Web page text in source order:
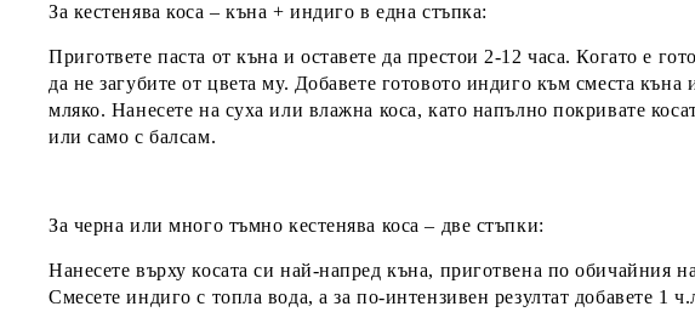
За кестенява коса – къна + индиго в една стъпка:
Пригответе паста от къна и оставете да престои 2-12 часа. Когато е
да не загубите от цвета му. Добавете готовото индиго към сместа
мляко. Нанесете на суха или влажна коса, като напълно покривате
или само с балсам.
За черна или много тъмно кестенява коса – две стъпки:
Нанесете върху косата си най-напред къна, приготвена по обичайния
Смесете индиго с топла вода, а за по-интензивен резултат добавете 1